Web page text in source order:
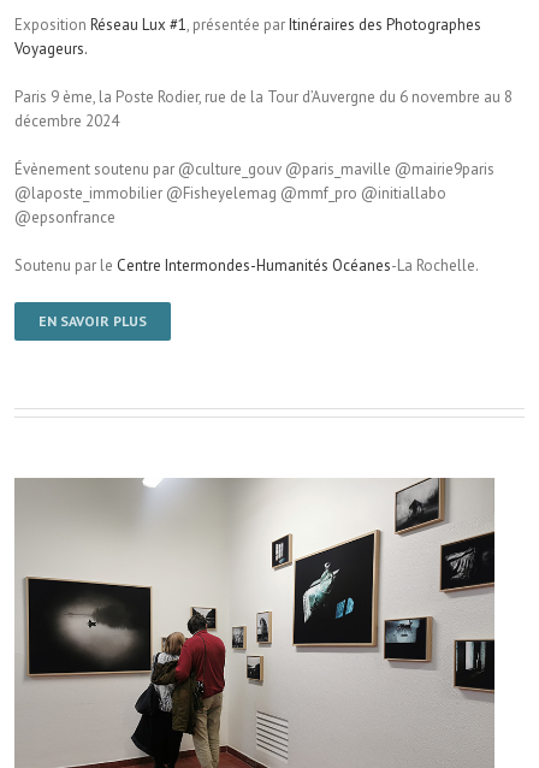
Exposition Réseau Lux #1, présentée parItinéraires des Photographes
Voyageurs.
Paris 9 ème, la Poste Rodier, rue de la Tour d’Auvergne du 6 novembre au 8
décembre 2024
Évènement soutenu par @culture_gouv @paris_maville @mairie9paris
@laposte_immobilier @Fisheyelemag @mmf_pro @initiallabo
@epsonfrance
Soutenu par le Centre Intermondes-Humanités Océanes-La Rochelle.
EN SAVOIR PLUS